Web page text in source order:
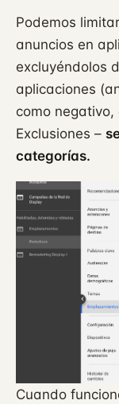
Podemos
anuncios en
excluyéndolos
aplicaciones
como negativo,
Exclusiones –
categorías.
Cuando